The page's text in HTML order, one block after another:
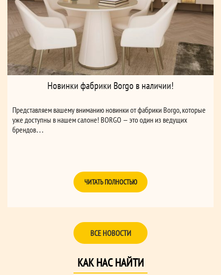
Новинки фабрики Borgo в наличии!
Представляем вашему вниманию новинки от фабрики Borgo, которые
уже доступны в нашем салоне! BORGO — это один из ведущих
брендов…
ЧИТАТЬ ПОЛНОСТЬЮ
ВСЕ НОВОСТИ
КАК НАС НАЙТИ